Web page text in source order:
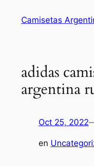
Camisetas
adidas
argentina
Oct 25, 2022
en